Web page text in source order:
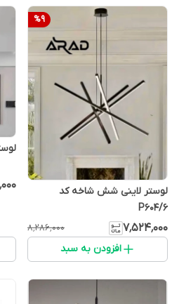
%9
لوستر لاینی شش شاخه کد
P604/6
۷٬۵۲۴٬۰۰۰ ۸٬۲۸۶٬۰۰۰
افزودن به سبد